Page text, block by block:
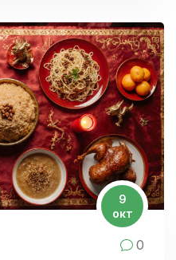
9
окт
0